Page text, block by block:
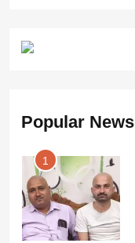
Popular News
1